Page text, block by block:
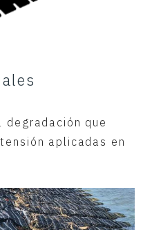
que
aplicadas en